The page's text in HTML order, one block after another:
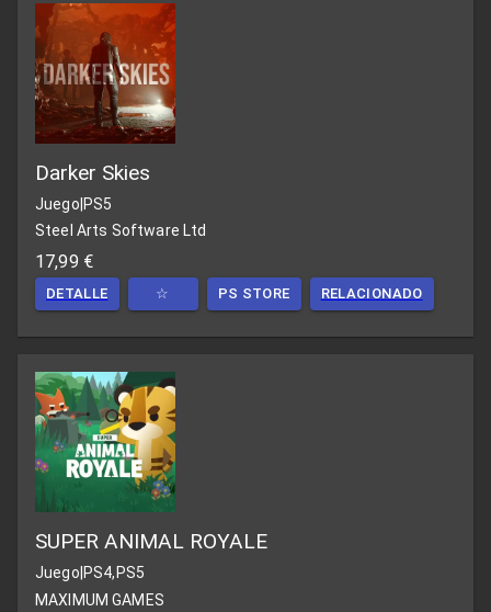
Darker Skies
Juego|PS5
Steel Arts Software Ltd
17,99 €
DETALLE ☆ PS STORE RELACIONADO
SUPER ANIMAL ROYALE
Juego PS4,PS5
MAXIMUM GAMES